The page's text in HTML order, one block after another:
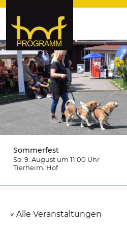
hof-programm – das
Hochfranken
Sommerfest
So. 9. August um 11:00 Uhr
Tierheim , Hof
« Alle Veranstaltungen